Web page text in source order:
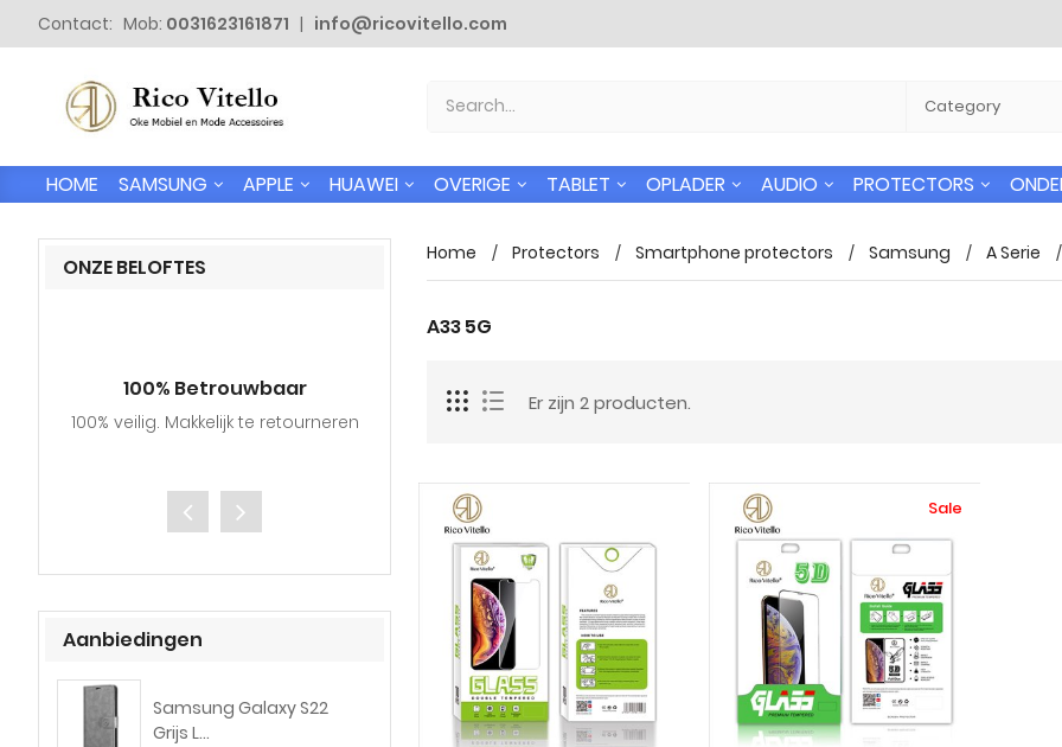
Contact: Mob: 0031623161871 | info@ricovitello.com
HOME SAMSUNG APPLE HUAWEI OVERIGE TABLET OPLADER AUDIO PROTECTORS
ONZE BELOFTES
100% Betrouwbaar
100% veilig. Makkelijk te retourneren
Gratis verzending
Aanbiedingen
Samsung Galaxy S22
Grijs L...
Home Protectors Smartphone protectors Samsung A Serie
A33 5G
Er zijn 2 producten.
Sale